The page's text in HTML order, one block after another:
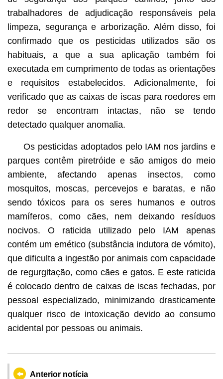
trabalhadores de adjudicação responsáveis pela
limpeza, segurança e arborização. Além disso, foi
confirmado que os pesticidas utilizados são os
habituais, a que a sua aplicação também foi
executada em cumprimento de todas as orientações
e requisitos estabelecidos. Adicionalmente, foi
verificado que as caixas de iscas para roedores em
redor se encontram intactas, não se tendo
detectado qualquer anomalia.
Os pesticidas adoptados pelo IAM nos jardins e
parques contêm piretróide e são amigos do meio
ambiente, afectando apenas insectos, como
mosquitos, moscas, percevejos e baratas, e não
sendo tóxicos para os seres humanos e outros
mamíferos, como cães, nem deixando resíduos
nocivos. O raticida utilizado pelo IAM apenas
contém um emético (substância indutora de vómito),
que dificulta a ingestão por animais com capacidade
de regurgitação, como cães e gatos. E este raticida
é colocado dentro de caixas de iscas fechadas, por
pessoal especializado, minimizando drasticamente
qualquer risco de intoxicação devido ao consumo
acidental por pessoas ou animais.
Anterior notícia